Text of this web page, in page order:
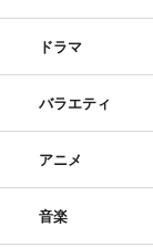
＜スタッフ＞
製作：TBSスパ
脚本：宮本武史
ドラマ
バラエティ
アニメ
音楽